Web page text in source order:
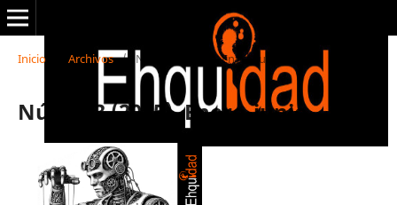
Inicio Archivos / Núm. 23 (2025). Enero-junio
Núm. 23 (2025). Enero-junio